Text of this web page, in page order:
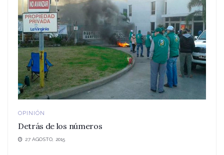
OPINIÓN
Detrás de los números
27 AGOSTO, 2015